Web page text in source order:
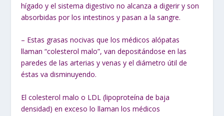
hígado y el sistema digestivo no alcanza a digerir y son
absorbidas por los intestinos y pasan a la sangre.
– Estas grasas nocivas que los médicos alópatas
llaman “colesterol malo”, van depositándose en las
paredes de las arterias y venas y el diámetro útil de
éstas va disminuyendo.
El colesterol malo o LDL (lipoproteína de baja
densidad) en exceso lo llaman los médicos